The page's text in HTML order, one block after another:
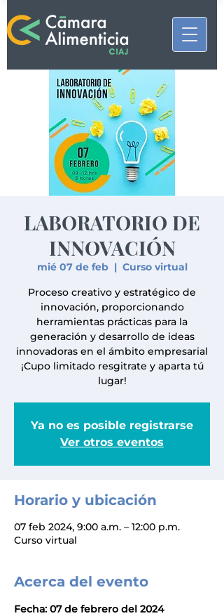
LABORATORIO DE
INNOVACIÓN
mié 07 de feb
  |
Curso virtual
Proceso creativo y estratégico de
innovación, proporcionando
herramientas prácticas para la
generación y desarrollo de ideas
innovadoras en el ámbito empresarial
¡Cupo limitado resgitrate y aparta tú
lugar!
Ya no es posible registrarse
Ver otros eventos
Horario y ubicación
07 feb 2024, 9:00 a.m. – 12:00 p.m.
Curso virtual
Acerca del evento
Fecha: 07 de febrero del 2024